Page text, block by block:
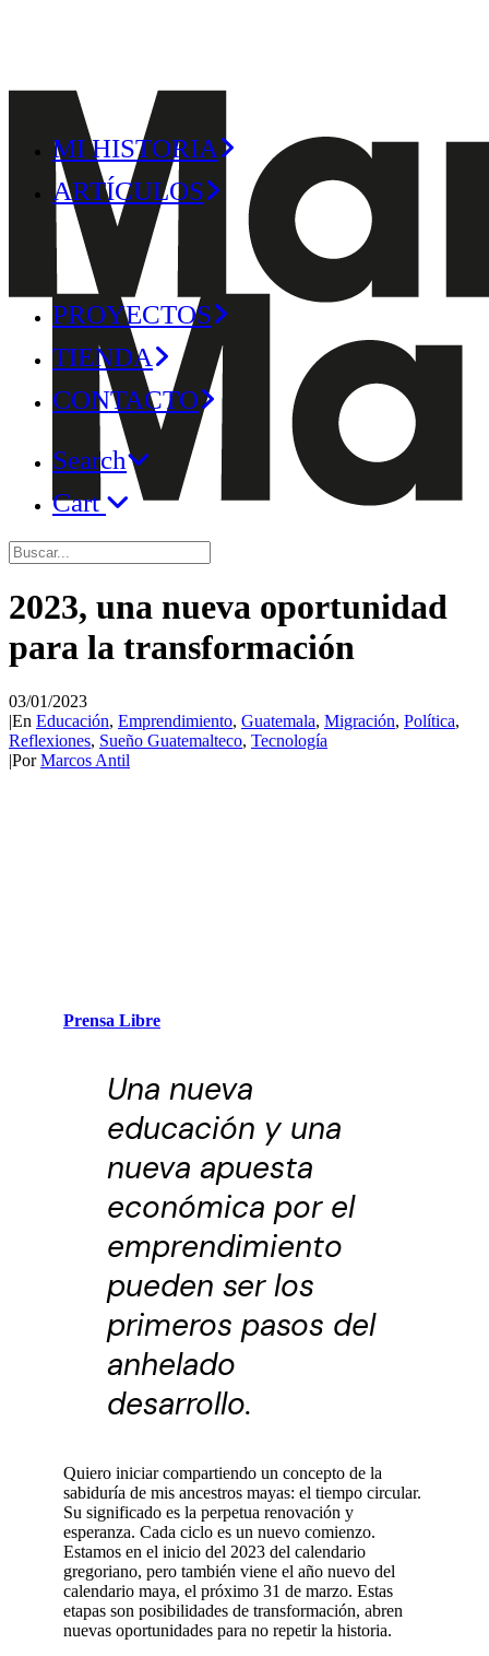
MI HISTORIA
ARTÍCULOS
PROYECTOS
TIENDA
CONTACTO
Search
Cart
2023, una nueva oportunidad
para la transformación
03/01/2023
|En Educación, Emprendimiento, Guatemala, Migración, Política,
Reflexiones, Sueño Guatemalteco, Tecnología
|PorMarcos Antil
Prensa Libre
Una nueva
educación y una
nueva apuesta
económica por el
emprendimiento
pueden ser los
primeros pasos del
anhelado
desarrollo.
Quiero iniciar compartiendo un concepto de la
sabiduría de mis ancestros mayas: el tiempo circular.
Su significado es la perpetua renovación y
esperanza. Cada ciclo es un nuevo comienzo.
Estamos en el inicio del 2023 del calendario
gregoriano, pero también viene el año nuevo del
calendario maya, el próximo 31 de marzo. Estas
etapas son posibilidades de transformación, abren
nuevas oportunidades para no repetir la historia.